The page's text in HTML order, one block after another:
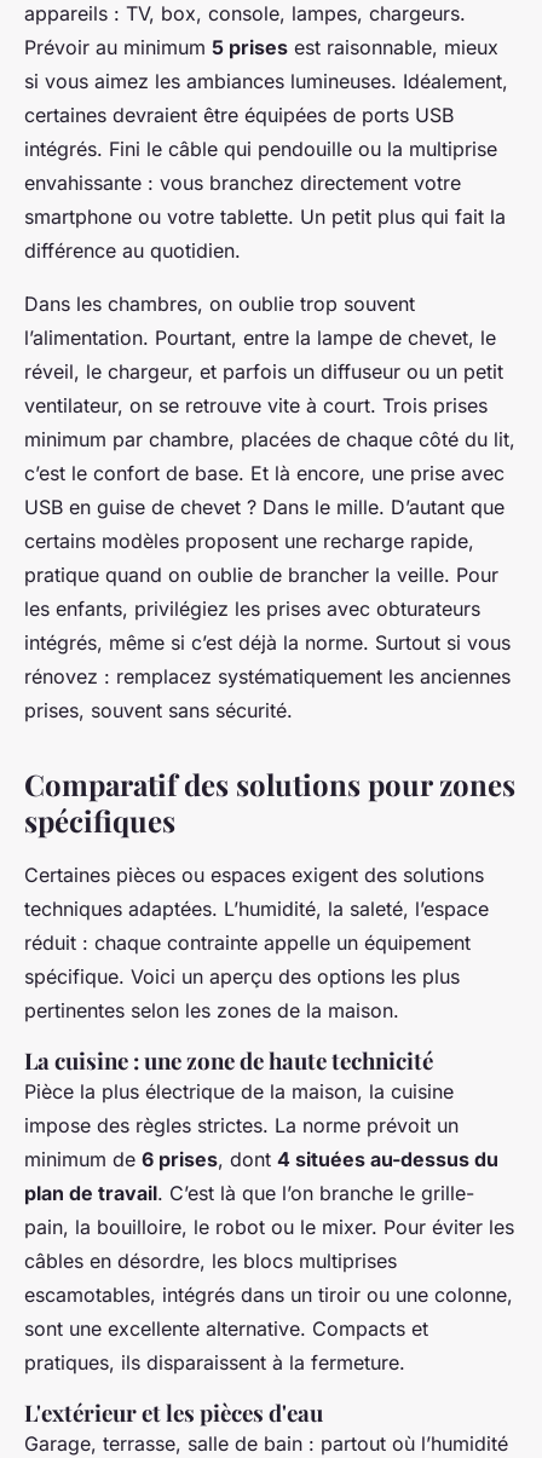
appareils : TV, box, console, lampes, chargeurs.
Prévoir au minimum 5 prises est raisonnable, mieux
si vous aimez les ambiances lumineuses. Idéalement,
certaines devraient être équipées de ports USB
intégrés. Fini le câble qui pendouille ou la multiprise
envahissante : vous branchez directement votre
smartphone ou votre tablette. Un petit plus qui fait la
différence au quotidien.
Dans les chambres, on oublie trop souvent
l’alimentation. Pourtant, entre la lampe de chevet, le
réveil, le chargeur, et parfois un diffuseur ou un petit
ventilateur, on se retrouve vite à court. Trois prises
minimum par chambre, placées de chaque côté du lit,
c’est le confort de base. Et là encore, une prise avec
USB en guise de chevet ? Dans le mille. D’autant que
certains modèles proposent une recharge rapide,
pratique quand on oublie de brancher la veille. Pour
les enfants, privilégiez les prises avec obturateurs
intégrés, même si c’est déjà la norme. Surtout si vous
rénovez : remplacez systématiquement les anciennes
prises, souvent sans sécurité.
Comparatif des solutions pour zones
spécifiques
Certaines pièces ou espaces exigent des solutions
techniques adaptées. L’humidité, la saleté, l’espace
réduit : chaque contrainte appelle un équipement
spécifique. Voici un aperçu des options les plus
pertinentes selon les zones de la maison.
La cuisine : une zone de haute technicité
Pièce la plus électrique de la maison, la cuisine
impose des règles strictes. La norme prévoit un
minimum de 6 prises, dont 4 situées au-dessus du
plan de travail. C’est là que l’on branche le grille-
pain, la bouilloire, le robot ou le mixer. Pour éviter les
câbles en désordre, les blocs multiprises
escamotables, intégrés dans un tiroir ou une colonne,
sont une excellente alternative. Compacts et
pratiques, ils disparaissent à la fermeture.
L'extérieur et les pièces d'eau
Garage, terrasse, salle de bain : partout où l’humidité